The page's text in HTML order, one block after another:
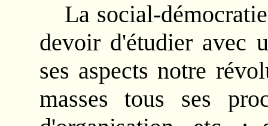
La social-
devoir d'étudier avec
ses aspects notre
masses tous ses